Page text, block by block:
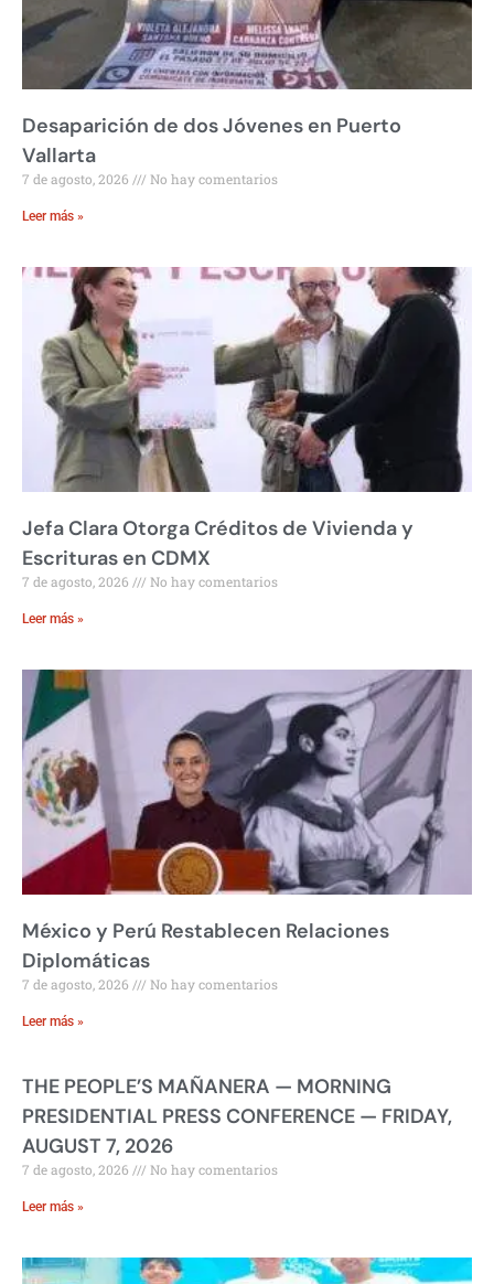
Desaparición de dos Jóvenes en Puerto
Vallarta
7 de agosto, 2026 No hay comentarios
Leer más »
Jefa Clara Otorga Créditos de Vivienda y
Escrituras en CDMX
7 de agosto, 2026 No hay comentarios
Leer más »
México y Perú Restablecen Relaciones
Diplomáticas
7 de agosto, 2026 No hay comentarios
Leer más »
THE PEOPLE’S MAÑANERA — MORNING
PRESIDENTIAL PRESS CONFERENCE — FRIDAY,
AUGUST 7, 2026
7 de agosto, 2026 No hay comentarios
Leer más »